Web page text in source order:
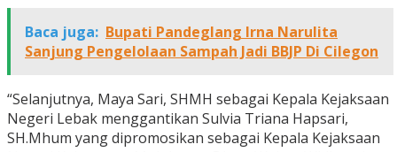
Baca juga: Bupati Pandeglang Irna Narulita
Sanjung Pengelolaan Sampah Jadi BBJP Di Cilegon
“Selanjutnya, Maya Sari, SHMH sebagai Kepala Kejaksaan
Negeri Lebak menggantikan Sulvia Triana Hapsari,
SH.Mhum yang dipromosikan sebagai Kepala Kejaksaan